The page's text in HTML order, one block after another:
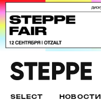
SELECT НОВОСТИ